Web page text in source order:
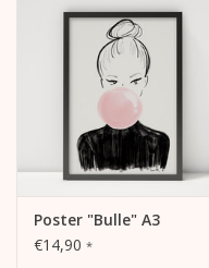
C6-Umschlag Metapaper
Die Abbildung befindet
Die Innenseite und die
Poster "Bulle" A3
€14,90 *